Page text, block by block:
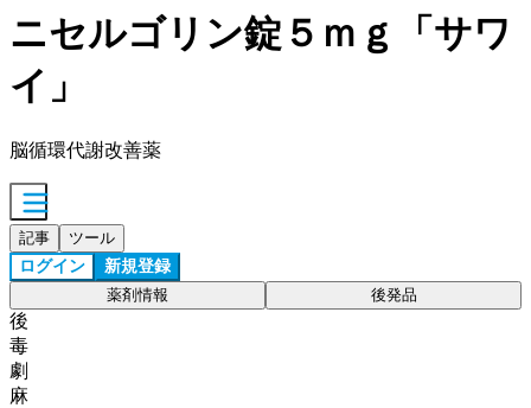
ニセルゴリン錠５ｍｇ「サワ
イ」
脳循環代謝改善薬
記事 ツール
ログイン 新規登録
薬剤情報 後発品
後
毒
劇
麻